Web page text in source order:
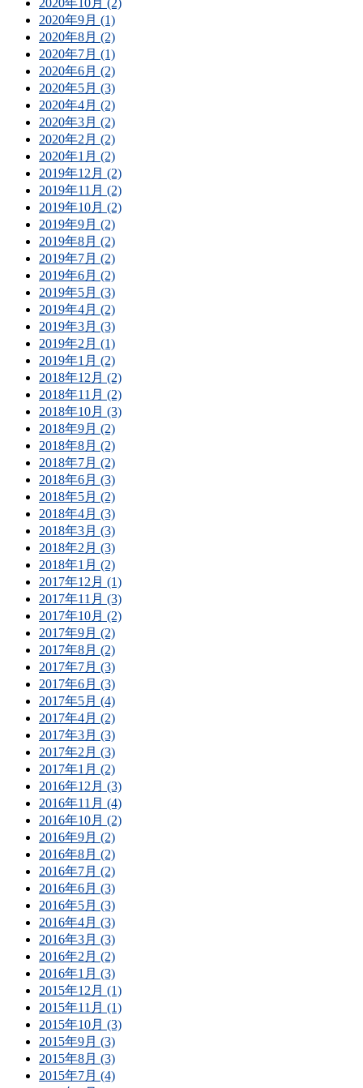
2020年9月 (1)
2020年8月 (2)
2020年7月 (1)
2020年6月 (2)
2020年5月 (3)
2020年4月 (2)
2020年3月 (2)
2020年2月 (2)
2020年1月 (2)
2019年12月 (2)
2019年11月 (2)
2019年10月 (2)
2019年9月 (2)
2019年8月 (2)
2019年7月 (2)
2019年6月 (2)
2019年5月 (3)
2019年4月 (2)
2019年3月 (3)
2019年2月 (1)
2019年1月 (2)
2018年12月 (2)
2018年11月 (2)
2018年10月 (3)
2018年9月 (2)
2018年8月 (2)
2018年7月 (2)
2018年6月 (3)
2018年5月 (2)
2018年4月 (3)
2018年3月 (3)
2018年2月 (3)
2018年1月 (2)
2017年12月 (1)
2017年11月 (3)
2017年10月 (2)
2017年9月 (2)
2017年8月 (2)
2017年7月 (3)
2017年6月 (3)
2017年5月 (4)
2017年4月 (2)
2017年3月 (3)
2017年2月 (3)
2017年1月 (2)
2016年12月 (3)
2016年11月 (4)
2016年10月 (2)
2016年9月 (2)
2016年8月 (2)
2016年7月 (2)
2016年6月 (3)
2016年5月 (3)
2016年4月 (3)
2016年3月 (3)
2016年2月 (2)
2016年1月 (3)
2015年12月 (1)
2015年11月 (1)
2015年10月 (3)
2015年9月 (3)
2015年8月 (3)
2015年7月 (4)